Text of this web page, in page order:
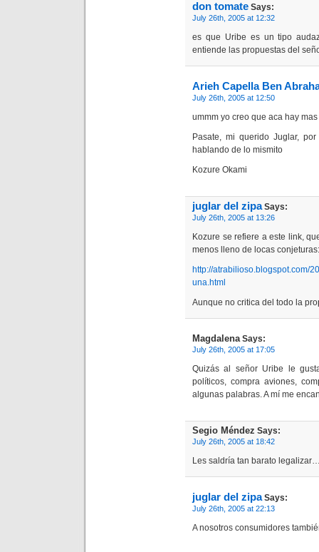
don tomate Says:
July 26th, 2005 at 12:32
es que Uribe es un tipo
entiende las propuestas del
Arieh Capella Ben
July 26th, 2005 at 12:50
ummm yo creo que aca hay
Pasate, mi querido Juglar,
hablando de lo mismito
Kozure Okami
juglar del zipaSays:
July 26th, 2005 at 13:26
Kozure se refiere a este link,
menos lleno de locas conjeturas:
http://atrabilioso.blogspot.com/
una.html
Aunque no critica del todo la
MagdalenaSays:
July 26th, 2005 at 17:05
Quizás al señor Uribe le
políticos, compra aviones,
algunas palabras. A mí me
Segio Méndez Says:
July 26th, 2005 at 18:42
Les saldría tan barato
juglar del zipaSays:
July 26th, 2005 at 22:13
A nosotros consumidores